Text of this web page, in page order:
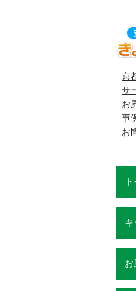
京
サ
お
事
お
キ
お